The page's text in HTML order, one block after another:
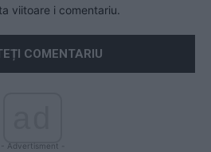
viitoare i comentariu.
- Advertisment -